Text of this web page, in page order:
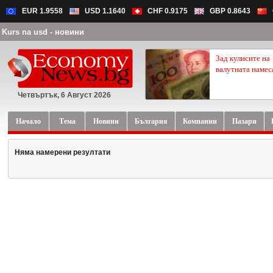
EUR 1.9558 USD 1.1640 CHF 0.9175 GBP 0.8643
Kurs na usd - новини
Четвъртък, 6 Август 2026
Зад кулисите на
валутната
Начало Тема Новини България Компании Пазари
Няма намерени резултати